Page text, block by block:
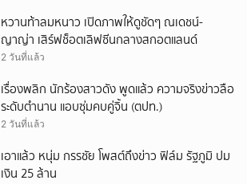
หวานท้าลมหนาว เปิดภาพให้ดูชัดๆ ณเดชน์-
ญาญ่า เสิร์ฟช็อตเลิฟซีนกลางสกอตแลนด์
2 วันที่แล้ว
เรื่องพลิก นักร้องสาวดัง พูดแล้ว ความจริงข่าวลือ
ระดับตำนาน แอบซุ่มคบคู่จิ้น (ตปท.)
2 วันที่แล้ว
เอาแล้ว หนุ่ม กรรชัย โพสต์ถึงข่าว ฟิล์ม รัฐภูมิ ปม
เงิน 25 ล้าน